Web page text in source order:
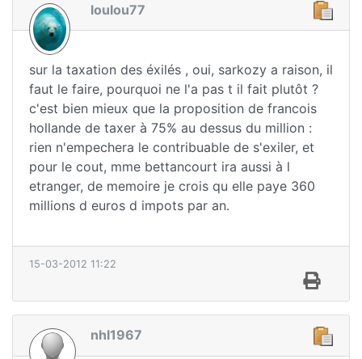
loulou77
sur la taxation des éxilés , oui, sarkozy a raison, il
faut le faire, pourquoi ne l'a pas t il fait plutôt ?
c'est bien mieux que la proposition de francois
hollande de taxer à 75% au dessus du million :
rien n'empechera le contribuable de s'exiler, et
pour le cout, mme bettancourt ira aussi à l
etranger, de memoire je crois qu elle paye 360
millions d euros d impots par an.
15-03-2012 11:22
nhl1967